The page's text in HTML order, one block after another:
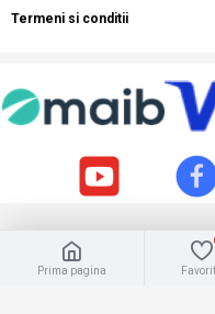
Termeni si conditii
Prima pagina